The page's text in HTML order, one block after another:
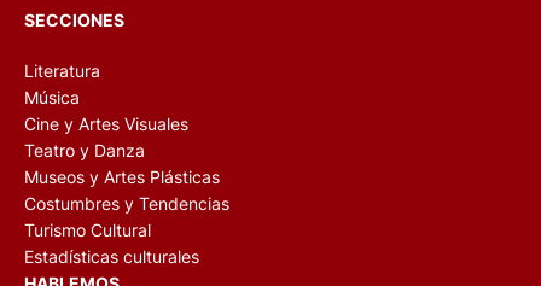
SECCIONES
Literatura
Música
Cine y Artes Visuales
Teatro y Danza
Museos y Artes Plásticas
Costumbres y Tendencias
Turismo Cultural
Estadísticas culturales